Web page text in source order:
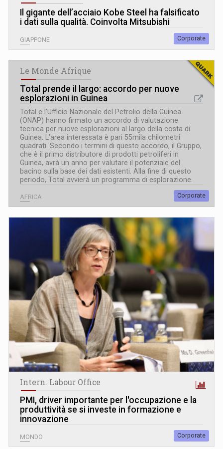
Il gigante dell’acciaio Kobe Steel ha falsificato
i dati sulla qualità. Coinvolta Mitsubishi
GIAPPONE Corporate
Le Monde Afrique
Total prende il largo: accordo per nuove
esplorazioni in Guinea
Total e l'Ufficio Nazionale del Petrolio della Guinea
(ONAP) hanno firmato un accordo di valutazione
tecnica per nuove esplorazioni al largo della costa di
Guinea. L'area interessata è pari 55mila chilometri
quadrati. Secondo i termini di questo accordo, il Gruppo,
che è il primo distributore di prodotti petroliferi in
Guinea, avrà un anno per valutare il potenziale del
bacino sulla base dei dati esistenti. Alla fine di questo
periodo, Total avvierà un programma di esplorazione.
AFRICA Corporate
Intern. Labour Office
PMI, driver importante per l'occupazione e la
produttività se si investe in formazione e
innovazione
MONDO Corporate